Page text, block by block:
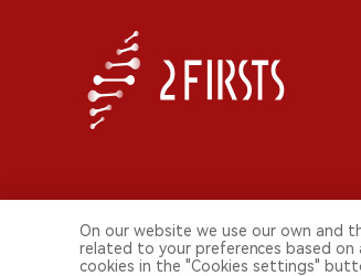
On our website we use our own and
related to your preferences based
cookies in the "Cookies settings"